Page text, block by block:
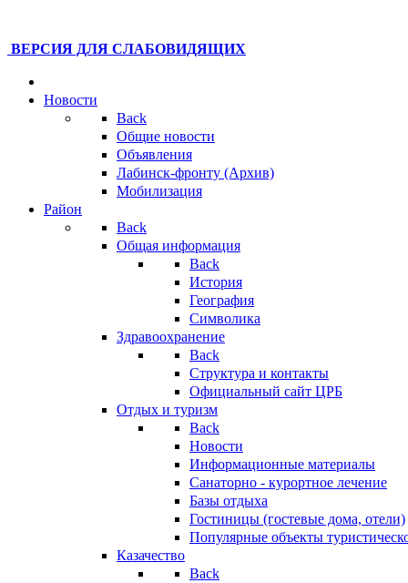
ВЕРСИЯ ДЛЯ СЛАБОВИДЯЩИХ
Новости
Back
Общие новости
Объявления
Лабинск-фронту (Архив)
Мобилизация
Район
Back
Общая информация
Back
История
География
Символика
Здравоохранение
Back
Структура и контакты
Официальный сайт ЦРБ
Отдых и туризм
Back
Новости
Информационные материалы
Санаторно - курортное лечение
Базы отдыха
Гостиницы (гостевые дома, отели)
Популярные объекты
Казачество
Back